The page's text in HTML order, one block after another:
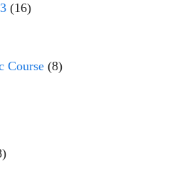
(16)
Course (8)